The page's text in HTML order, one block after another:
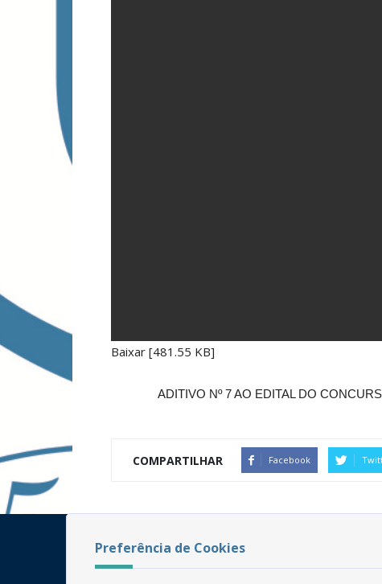
Baixar [481.55 KB]
ADITIVO Nº 7 AO EDITAL DO
COMPARTILHAR Facebook
Preferência de Cookies